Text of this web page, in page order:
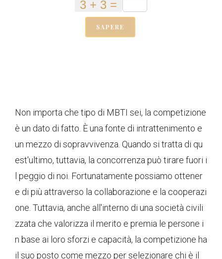
SAPERE
Non importa che tipo di MBTI sei, la competizione
è un dato di fatto. È una fonte di intrattenimento e
un mezzo di sopravvivenza. Quando si tratta di qu
est'ultimo, tuttavia, la concorrenza può tirare fuori i
l peggio di noi. Fortunatamente possiamo ottener
e di più attraverso la collaborazione e la cooperazi
one. Tuttavia, anche all'interno di una società civili
zzata che valorizza il merito e premia le persone i
n base ai loro sforzi e capacità, la competizione ha
il suo posto come mezzo per selezionare chi è il